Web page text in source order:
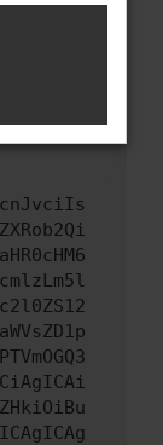
versucht
Du kannst
der